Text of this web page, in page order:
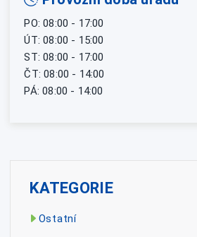
PO: 08:00 - 17:00
ÚT: 08:00 - 15:00
ST: 08:00 - 17:00
ČT: 08:00 - 14:00
PÁ: 08:00 - 14:00
KATEGORIE
Ostatní